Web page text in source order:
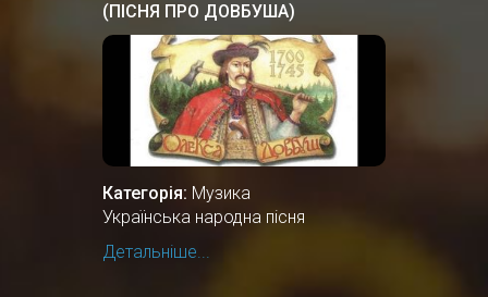
(ПІСНЯ ПРО ДОВБУША)
Категорія: Музика
Українська народна пісня
Детальніше...